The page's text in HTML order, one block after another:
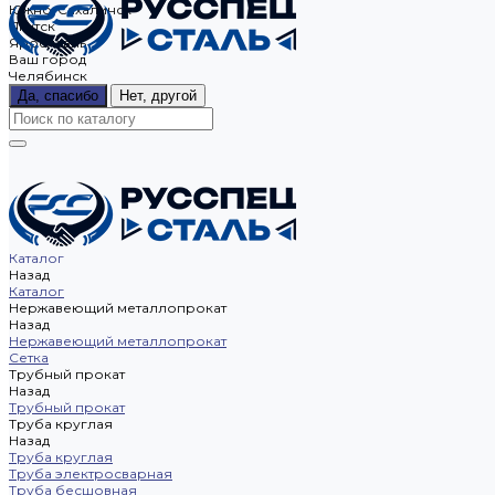
Южно-Сахалинск
Якутск
Ярославль
Ваш город
Челябинск
Да, спасибо
Нет, другой
Каталог
Назад
Каталог
Нержавеющий металлопрокат
Назад
Нержавеющий металлопрокат
Сетка
Трубный прокат
Назад
Трубный прокат
Труба круглая
Назад
Труба круглая
Труба электросварная
Труба бесшовная